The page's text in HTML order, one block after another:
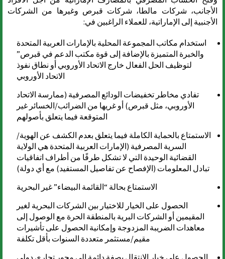
الأجانب، شركات مالطا، شركات قبرص وغيرها من الشركات
الأجنبية إلى الإماراتية، للعملاء الراغبين في:
استخدام مكاتب المجموعة المحلية بالإمارات العربية المتحدة
والخبرة المتميزة بالإضافة إلى قوة مكتب الدعم في قبرص”
لتوظيف الحل الفعال خارج الاتحاد الأوروبي أو نطاق نفوذ
الاتحاد الأوروبي
تفادي مخاطر تخفيضات الودائع المصرفية (ممارسة الاتحاد
الأوروبي، مثل قبرص) أو غريها من الضرائب/الخسائر غير
المتوقعة فيما يتعلق بأصولهم
الاستمتاع بالحماية الكاملة فيما يتعلق بعدم الكشف عن الهوية/
السرية المصرفية (الإمارات العربية المتحدة هي الولاية
القضائية الوحيدة التي لا تشكل طرفًا من أطراف اتفاقيات
تبادل المعلومات (الإفصاح عن تفاصيل المستفيد) مع أي دولة)
الاستمتاع بحالة “القائمة البيضاء” غير البحرية
الحصول على الخيار للاختيار بين الشركات البحرية لغير
المقيمين أو الشركات البرية بالمنطقة الحرة مع الوصول إلى
معاهدات الضريبة المزدوجة وإمكانية الحصول على تأشيرات
مقيم/مستثمر متعددة السنوات بأقل تكلفة